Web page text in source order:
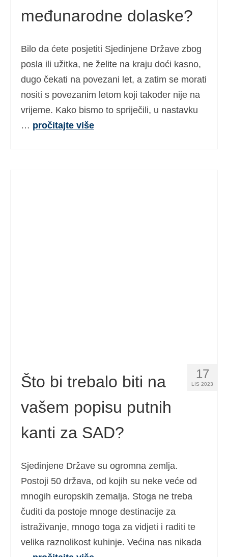
međunarodne dolaske?
Bilo da ćete posjetiti Sjedinjene Države zbog
posla ili užitka, ne želite na kraju doći kasno,
dugo čekati na povezani let, a zatim se morati
nositi s povezanim letom koji također nije na
vrijeme. Kako bismo to spriječili, u nastavku
… pročitajte više
17
LIS 2023
Što bi trebalo biti na
vašem popisu putnih
kanti za SAD?
Sjedinjene Države su ogromna zemlja.
Postoji 50 država, od kojih su neke veće od
mnogih europskih zemalja. Stoga ne treba
čuditi da postoje mnoge destinacije za
istraživanje, mnogo toga za vidjeti i raditi te
velika raznolikost kuhinje. Većina nas nikada